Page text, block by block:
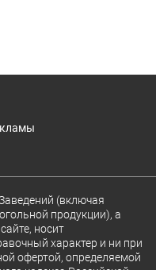
(включая
продукции), а
носит
характер и ни при
офертой, определяемой